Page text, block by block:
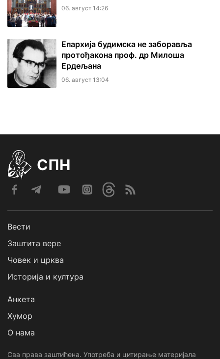
06. август 14:26
Епархија будимска не заборавља
протођакона проф. др Милоша
Ердељана
06. август 13:04
СПН
Вести
Заштита вере
Човек и црква
Историја и култура
Анкета
Хумор
О нама
Сва права заштићена. Употреба и цитирање материјала